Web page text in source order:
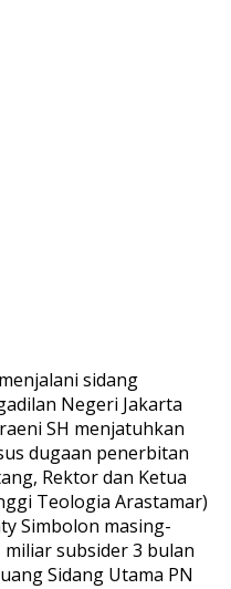
sidang
Negeri Jakarta
SH menjatuhkan
dugaan penerbitan
Rektor dan Ketua
Teologia Arastamar)
Simbolon masing-
miliar subsider 3 bulan
Sidang Utama PN